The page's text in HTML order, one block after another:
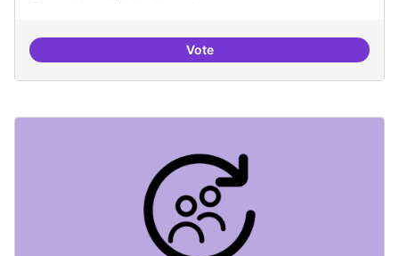
VoteConsolidar oferta antena